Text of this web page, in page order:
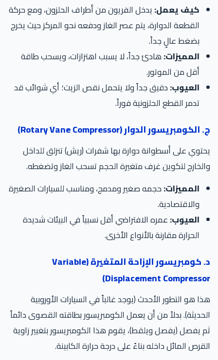
كيف يعمل:يدخل الفريون من أطراف الحلزون، ومع حركة
القطعة الدوارة، يتم عصر الغاز ودفعه نحو المركز حيث يخرج
بضغط عالٍ جداً.
المميزات:هادئ جداً، لا يسبب اهتزازات، ويسحب طاقة
أقل من الموتور.
العيوب:دقيق جداً ولا يتحمل نقص الزيت؛ أي شوائب قد
تدمر القطع الحلزونية فوراً.
ج. الكومبريسور الدوار (Rotary Vane Compressor)
يحتوي على أسطوانة دوارة بها شفرات (ريش) تنزلق للداخل
والخارج لتكوين غرف متغيرة الحجم تسحب الغاز وتضغطه.
المميزات:حجمه صغير ومدمج، ومناسب للسيارات الصغيرة
والاقتصادية.
العيوب:عمره الافتراضي أقل نسبياً في البيئات شديدة
الحرارة مقارنة بالأنواع الأخرى.
د. كومبريسور الإزاحة المتغيرة (Variable
Displacement Compressor)
هذا هو التطور الأحدث (يوجد غالباً في السيارات الأوروبية
الحديثة). بدلاً من أن يعمل الكومبريسور بطاقته القصوى دائماً
ثم يفصل (يفصل ويلقط)، يقوم هذا الكومبريسور بتغيير زاوية
القرص المائل داخله بناءً على درجة حرارة الكابينة.